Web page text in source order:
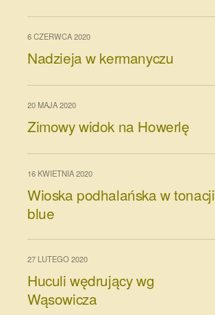
6 CZERWCA 2020
Nadzieja w kermanyczu
20 MAJA 2020
Zimowy widok na Howerlę
16 KWIETNIA 2020
Wioska podhalańska w tonacji
blue
27 LUTEGO 2020
Huculi wędrujący wg
Wąsowicza